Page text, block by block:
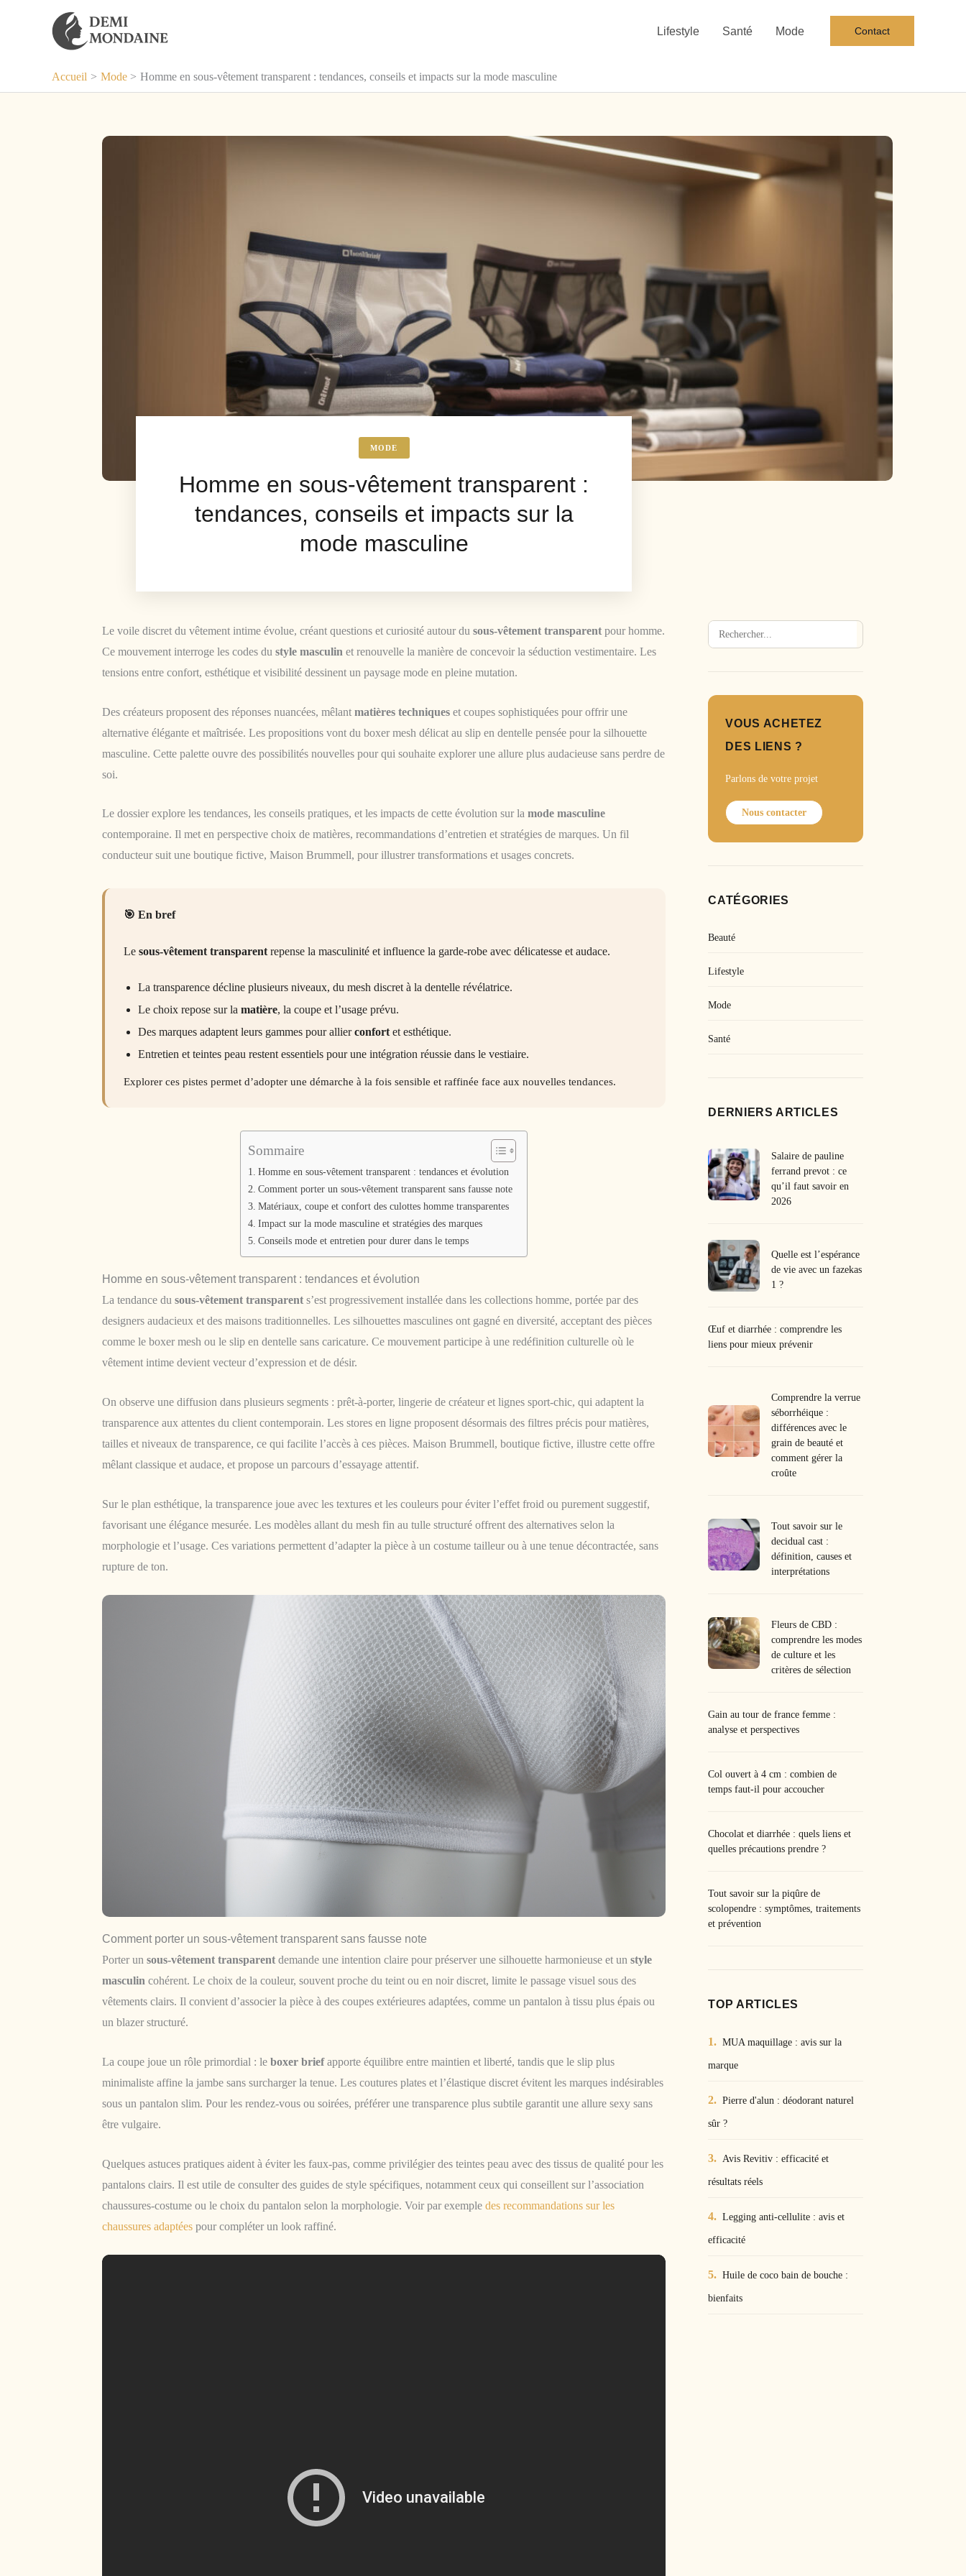
Lifestyle Santé Mode Contact
Accueil Mode Homme en sous-vêtement transparent : tendances, conseils et impacts sur la mode masculine
MODE
Homme en sous-vêtement transparent :
tendances, conseils et impacts sur la
mode masculine
Le voile discret du vêtement intime évolue, créant questions et curiosité autour du sous-vêtement transparent pour homme.
Ce mouvement interroge les codes du style masculin et renouvelle la manière de concevoir la séduction vestimentaire. Les
tensions entre confort, esthétique et visibilité dessinent un paysage mode en pleine mutation.
Des créateurs proposent des réponses nuancées, mêlant matières techniques et coupes sophistiquées pour offrir une
alternative élégante et maîtrisée. Les propositions vont du boxer mesh délicat au slip en dentelle pensée pour la silhouette
masculine. Cette palette ouvre des possibilités nouvelles pour qui souhaite explorer une allure plus audacieuse sans perdre de
soi.
Le dossier explore les tendances, les conseils pratiques, et les impacts de cette évolution sur la mode masculine
contemporaine. Il met en perspective choix de matières, recommandations d’entretien et stratégies de marques. Un fil
conducteur suit une boutique fictive, Maison Brummell, pour illustrer transformations et usages concrets.
En bref
Le sous-vêtement transparent repense la masculinité et influence la garde-robe avec délicatesse et audace.
La transparence décline plusieurs niveaux, du mesh discret à la dentelle révélatrice.
Le choix repose sur la matière, la coupe et l’usage prévu.
Des marques adaptent leurs gammes pour allierconfort et esthétique.
Entretien et teintes peau restent essentiels pour une intégration réussie dans le vestiaire.
Explorer ces pistes permet d’adopter une démarche à la fois sensible et raffinée face aux nouvelles tendances.
Sommaire
Homme en sous-vêtement transparent : tendances et évolution
Comment porter un sous-vêtement transparent sans fausse note
Matériaux, coupe et confort des culottes homme transparentes
Impact sur la mode masculine et stratégies des marques
Conseils mode et entretien pour durer dans le temps
Homme en sous-vêtement transparent : tendances et évolution
La tendance du sous-vêtement transparent s’est progressivement installée dans les collections homme, portée par des
designers audacieux et des maisons traditionnelles. Les silhouettes masculines ont gagné en diversité, acceptant des pièces
comme le boxer mesh ou le slip en dentelle sans caricature. Ce mouvement participe à une redéfinition culturelle où le
vêtement intime devient vecteur d’expression et de désir.
On observe une diffusion dans plusieurs segments : prêt-à-porter, lingerie de créateur et lignes sport-chic, qui adaptent la
transparence aux attentes du client contemporain. Les stores en ligne proposent désormais des filtres précis pour matières,
tailles et niveaux de transparence, ce qui facilite l’accès à ces pièces. Maison Brummell, boutique fictive, illustre cette offre
mêlant classique et audace, et propose un parcours d’essayage attentif.
Sur le plan esthétique, la transparence joue avec les textures et les couleurs pour éviter l’effet froid ou purement suggestif,
favorisant une élégance mesurée. Les modèles allant du mesh fin au tulle structuré offrent des alternatives selon la
morphologie et l’usage. Ces variations permettent d’adapter la pièce à un costume tailleur ou à une tenue décontractée, sans
rupture de ton.
Comment porter un sous-vêtement transparent sans fausse note
Porter un sous-vêtement transparent demande une intention claire pour préserver une silhouette harmonieuse et un style
masculin cohérent. Le choix de la couleur, souvent proche du teint ou en noir discret, limite le passage visuel sous des
vêtements clairs. Il convient d’associer la pièce à des coupes extérieures adaptées, comme un pantalon à tissu plus épais ou
un blazer structuré.
La coupe joue un rôle primordial : le boxer briefapporte équilibre entre maintien et liberté, tandis que le slip plus
minimaliste affine la jambe sans surcharger la tenue. Les coutures plates et l’élastique discret évitent les marques indésirables
sous un pantalon slim. Pour les rendez-vous ou soirées, préférer une transparence plus subtile garantit une allure sexy sans
être vulgaire.
Quelques astuces pratiques aident à éviter les faux-pas, comme privilégier des teintes peau avec des tissus de qualité pour les
pantalons clairs. Il est utile de consulter des guides de style spécifiques, notamment ceux qui conseillent sur l’association
chaussures-costume ou le choix du pantalon selon la morphologie. Voir par exemple des recommandations sur les
chaussures adaptées pour compléter un look raffiné.
Rechercher
VOUS ACHETEZ
DES LIENS ?
Parlons de votre projet
Nous contacter
CATÉGORIES
Beauté
Lifestyle
Mode
Santé
DERNIERS ARTICLES
Salaire de pauline
ferrand prevot : ce
qu’il faut savoir en
2026
Quelle est l’espérance
de vie avec un fazekas
1 ?
Œuf et diarrhée : comprendre les
liens pour mieux prévenir
Comprendre la verrue
séborrhéique :
différences avec le
grain de beauté et
comment gérer la
croûte
Tout savoir sur le
decidual cast :
définition, causes et
interprétations
Fleurs de CBD :
comprendre les modes
de culture et les
critères de sélection
Gain au tour de france femme :
analyse et perspectives
Col ouvert à 4 cm : combien de
temps faut-il pour accoucher
Chocolat et diarrhée : quels liens et
quelles précautions prendre ?
Tout savoir sur la piqûre de
scolopendre : symptômes, traitements
et prévention
TOP ARTICLES
MUA maquillage : avis sur la
marque
Pierre d'alun : déodorant naturel
sûr ?
Avis Revitiv : efficacité et
résultats réels
Legging anti-cellulite : avis et
efficacité
Huile de coco bain de bouche :
bienfaits